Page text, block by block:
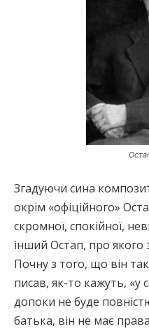
Згадуючи сина
окрім «офіційного»
скромної, спокійної,
інший Остап, про якого
Почну з того, що він
писав, як-то кажуть, «у
допоки не буде
батька, він не має